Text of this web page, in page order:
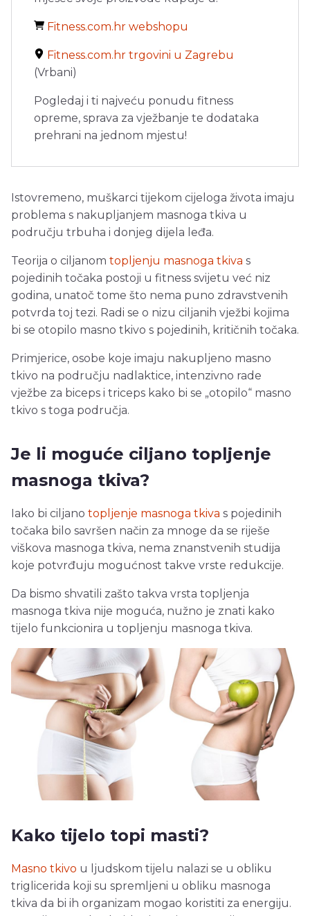
Fitness.com.hr webshopu
Fitness.com.hr trgovini u Zagrebu
(Vrbani)
Pogledaj i ti najveću ponudu fitness
opreme, sprava za vježbanje te dodataka
prehrani na jednom mjestu!
Istovremeno, muškarci tijekom cijeloga života imaju
problema s nakupljanjem masnoga tkiva u
području trbuha i donjeg dijela leđa.
Teorija o ciljanom topljenju masnoga tkiva s
pojedinih točaka postoji u fitness svijetu već niz
godina, unatoč tome što nema puno zdravstvenih
potvrda toj tezi. Radi se o nizu ciljanih vježbi kojima
bi se otopilo masno tkivo s pojedinih, kritičnih točaka.
Primjerice, osobe koje imaju nakupljeno masno
tkivo na području nadlaktice, intenzivno rade
vježbe za biceps i triceps kako bi se „otopilo“ masno
tkivo s toga područja.
Je li moguće ciljano topljenje
masnoga tkiva?
Iako bi ciljano topljenje masnoga tkiva s pojedinih
točaka bilo savršen način za mnoge da se riješe
viškova masnoga tkiva, nema znanstvenih studija
koje potvrđuju mogućnost takve vrste redukcije.
Da bismo shvatili zašto takva vrsta topljenja
masnoga tkiva nije moguća, nužno je znati kako
tijelo funkcionira u topljenju masnoga tkiva.
Kako tijelo topi masti?
Masno tkivo u ljudskom tijelu nalazi se u obliku
triglicerida koji su spremljeni u obliku masnoga
tkiva da bi ih organizam mogao koristiti za energiju.